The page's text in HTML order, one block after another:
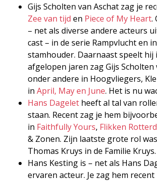
Gijs Scholten van Aschat zag je
Zee van tijd en Piece of My Heart.
– net als diverse andere acteurs
cast – in de serie Rampvlucht en
stamhouder. Daarnaast speelt hij
afgelopen jaren zag Gijs Scholten
onder andere in Hoogvliegers,
in April, May en June. Het is nu
Hans Dagelet heeft al tal van
staan. Recent zag je hem
in Faithfully Yours, Flikken
& Zonen. Zijn laatste grote rol
Thomas Kruys in de Familie Kruys.
Hans Kesting is – net als Hans
ervaren acteur. Je zag hem